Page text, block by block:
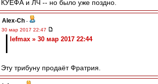
КУЕФА и ЛЧ -- но было уже поздно.
Alex-Ch -
30 мар 2017 22:47
lefmax » 30 мар 2017 22:44
Эту трибуну продаёт Фратрия.